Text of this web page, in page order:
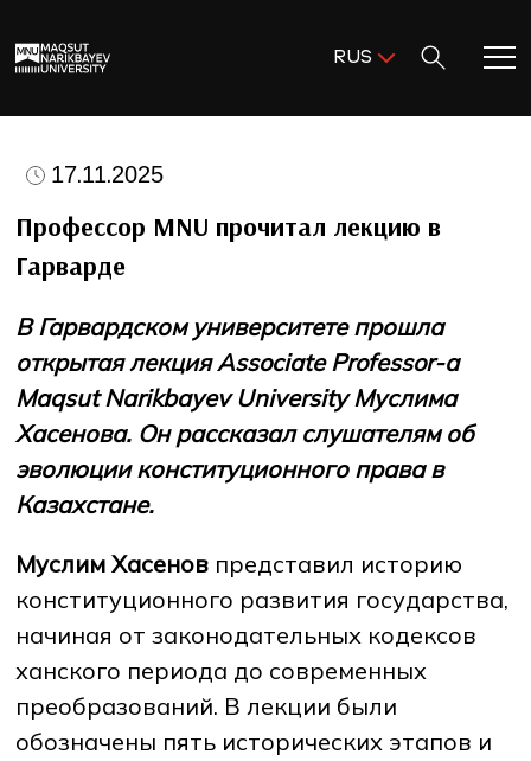
RUS
Добро пожаловать в MNU!
Академическая деятельность
Исследования и наука
Поступление и помощь
Жизнь в MNU
НОВОСТИСМИ О НАСВАКАНСИИ СОТРУДНИКАМ ВЫПУСКНИКАМ
ENDOWMENT
ENG KAZ RUS
17.11.2025
Профессор MNU прочитал лекцию в
Гарварде
В Гарвардском университете прошла
открытая лекция Associate Professor-а
Maqsut Narikbayev University Муслима
Хасенова. Он рассказал слушателям об
эволюции конституционного права в
Казахстане.
Муслим Хасенов представил историю
конституционного развития государства,
начиная от законодательных кодексов
ханского периода до современных
преобразований. В лекции были
обозначены пять исторических этапов и